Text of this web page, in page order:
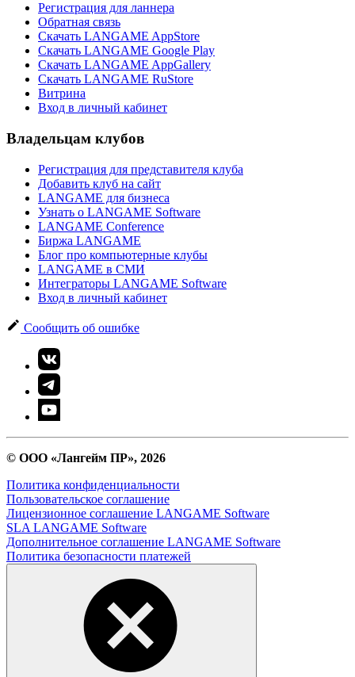
Регистрация для ланнера
Обратная связь
Скачать LANGAME AppStore
Скачать LANGAME Google Play
Скачать LANGAME AppGallery
Скачать LANGAME RuStore
Витрина
Вход в личный кабинет
Владельцам клубов
Регистрация для представителя клуба
Добавить клуб на сайт
LANGAME для бизнеса
Узнать о LANGAME Software
LANGAME Conference
Биржа LANGAME
Блог про компьютерные клубы
LANGAME в СМИ
Интеграторы LANGAME Software
Вход в личный кабинет
Сообщить об ошибке
© ООО «Лангейм ПР», 2026
Политика конфиденциальности
Пользовательское соглашение
Лицензионное соглашение LANGAME Software
SLA LANGAME Software
Дополнительное соглашение LANGAME Software
Политика безопасности платежей